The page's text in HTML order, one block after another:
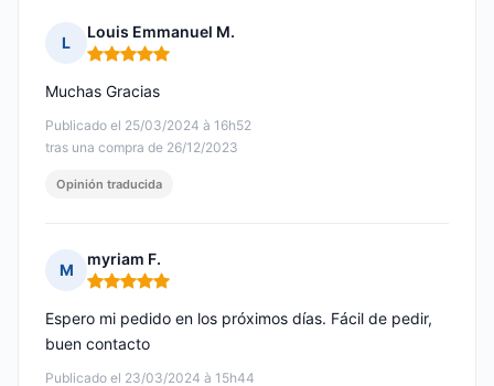
L
Louis Emmanuel M.
Nota: 5 de 5
Publicado el 25/03/2024 à 16h52
tras una compra de 26/12/2023
Muchas Gracias
Opinión traducida
M
myriam F.
Nota: 5 de 5
Publicado el 23/03/2024 à 15h44
Espero mi pedido en los próximos días. Fácil de pedir,
buen contacto